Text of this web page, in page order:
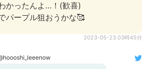
かったんよ…！(歓喜)
パープル狙おうかな🥰
2023-05-23 03時45分